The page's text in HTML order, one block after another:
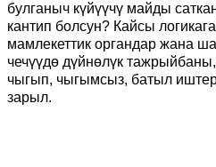
булганыч күйүүчү майды
кантип болсун? Кайсы
мамлекеттик органдар жана
чечүүдө дүйнөлүк
чыгып, чыгымсыз, батыл
зарыл.